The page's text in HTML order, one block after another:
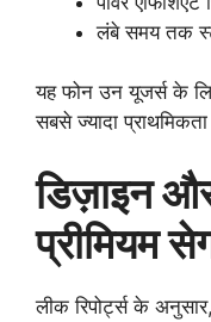
लंबे समय तक
यह फोन उन यूजर्स के
सबसे ज्यादा
डिज़ाइन
प्रीमियम
लीक रिपोर्ट्स के